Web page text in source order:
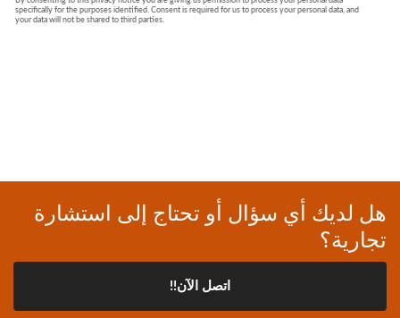
هل لديك أي سؤال أو تحتاج إلى استشارة
تجارية؟
اتصل الآن!!